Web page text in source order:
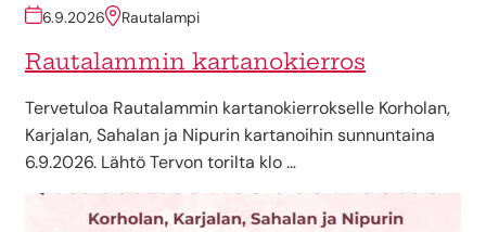
6.9.2026 Rautalampi
Rautalammin kartanokierros
Tervetuloa Rautalammin kartanokierrokselle Korholan,
Karjalan, Sahalan ja Nipurin kartanoihin sunnuntaina
6.9.2026. Lähtö Tervon torilta klo …